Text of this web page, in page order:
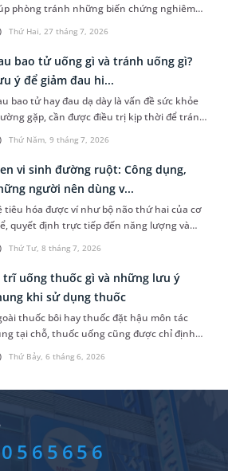
Thứ Hai, 27 tháng 7, 2026
phòng tránh những biến chứng nghiêm
do căn bệnh này gây ra. Người bệnh
khá lo lắng trước khi mổ và có chung
thắc mắc là “vết mổ rò hậu môn bao lâu thì
Bài viết dưới đây là câu trả lời chi tiết và
số hướng dẫn về cách cách sóc sau phẫu
giúp người bệnh sớm hồi phục.
Thứ Năm, 9 tháng 7, 2026
bao tử uống gì và tránh uống gì?
ý để giảm đau hi...
bao tử hay đau dạ dày là vấn đề sức khỏe
gặp, cần được điều trị kịp thời để tránh
ảnh hưởng đến sức khỏe và sinh hoạt
ngày. Trong đó, chế độ ăn uống là một
những yếu tố quan trọng để giảm áp lực
bao tử. Vậy đau bao tử uống gì và tránh
gì? Dưới đây là đáp án cụ thể và một số
pháp giúp giảm đau hiệu quả.
Thứ Tư, 8 tháng 7, 2026
vi sinh đường ruột: Công dụng,
người nên dùng v...
tiêu hóa được ví như bộ não thứ hai của cơ
quyết định trực tiếp đến năng lượng và
năng miễn dịch. Để hỗ trợ tăng cường
năng của cơ quan này, nhiều người
lựa chọn bổ sung thêm men vi sinh
ruột. Vậy đây là sản phẩm gì, có nên sử
nhiều hay không,...?
Thứ Bảy, 6 tháng 6, 2026
trĩ uống thuốc gì và những lưu ý
khi sử dụng thuốc
thuốc bôi hay thuốc đặt hậu môn tác
tại chỗ, thuốc uống cũng được chỉ định
người bị trĩ trong một số trường hợp. Vậy,
bị trĩ uống thuốc gì để giảm triệu chứng